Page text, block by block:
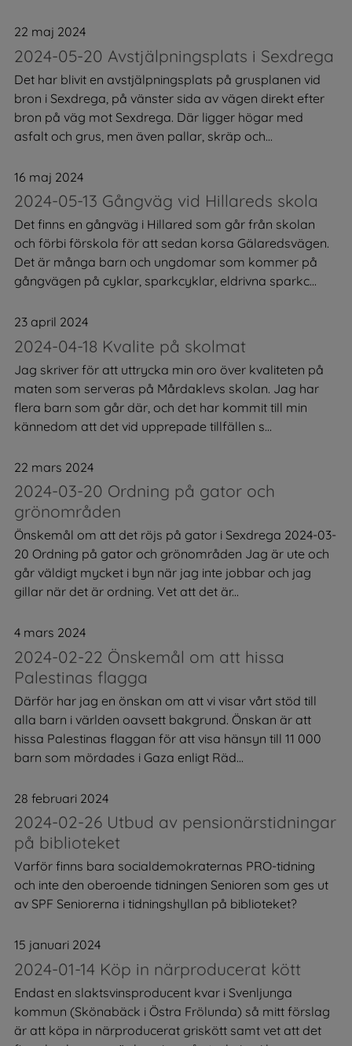
22 maj 2024
2024-05-20 Avstjälpningsplats i Sexdrega
Det har blivit en avstjälpningsplats på grusplanen vid
bron i Sexdrega, på vänster sida av vägen direkt efter
bron på väg mot Sexdrega. Där ligger högar med
asfalt och grus, men även pallar, skräp och...
16 maj 2024
2024-05-13 Gångväg vid Hillareds skola
Det finns en gångväg i Hillared som går från skolan
och förbi förskola för att sedan korsa Gälaredsvägen.
Det är många barn och ungdomar som kommer på
gångvägen på cyklar, sparkcyklar, eldrivna sparkc...
23 april 2024
2024-04-18 Kvalite på skolmat
Jag skriver för att uttrycka min oro över kvaliteten på
maten som serveras på Mårdaklevs skolan. Jag har
flera barn som går där, och det har kommit till min
kännedom att det vid upprepade tillfällen s...
22 mars 2024
2024-03-20 Ordning på gator och
grönområden
Önskemål om att det röjs på gator i Sexdrega 2024-03-
20 Ordning på gator och grönområden Jag är ute och
går väldigt mycket i byn när jag inte jobbar och jag
gillar när det är ordning. Vet att det är...
4 mars 2024
2024-02-22 Önskemål om att hissa
Palestinas flagga
Därför har jag en önskan om att vi visar vårt stöd till
alla barn i världen oavsett bakgrund. Önskan är att
hissa Palestinas flaggan för att visa hänsyn till 11 000
barn som mördades i Gaza enligt Räd...
28 februari 2024
2024-02-26 Utbud av pensionärstidningar
på biblioteket
Varför finns bara socialdemokraternas PRO-tidning
och inte den oberoende tidningen Senioren som ges ut
av SPF Seniorerna i tidningshyllan på biblioteket?
15 januari 2024
2024-01-14 Köp in närproducerat kött
Endast en slaktsvinsproducent kvar i Svenljunga
kommun (Skönabäck i Östra Frölunda) så mitt förslag
är att köpa in närproducerat griskött samt vet att det